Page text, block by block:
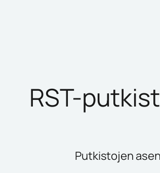
RST-
Putkistojen